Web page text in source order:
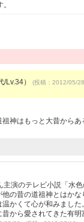
/Lv.34） (投稿：2012/05/
神はもっと大昔から
演のテレビ小説「水
の昔の道祖神とはか
かくて心が和みまし
から愛されてきた有